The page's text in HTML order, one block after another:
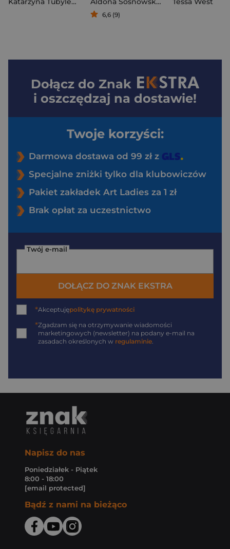
6,6 (9)
Dołącz do Znak
i oszczędzaj na dostawie!
Twoje korzyści:
Darmowa dostawa od 99 zł z
Specjalne zniżki tylko dla klubowiczów
Pakiet zakładek Art Ladies za 1 zł
Brak opłat za uczestnictwo
Twój e-mail
DOŁĄCZ DO ZNAK EKSTRA
*Akceptujępolitykę prywatności
*Zgadzam się na otrzymywanie wiadomości
marketingowych (newsletter) na podany e-mail na
zasadach określonych w regulaminie
Napisz do nas
Poniedziałek - Piątek
8:00 - 18:00
[email protected]
Bądź z nami na bieżąco